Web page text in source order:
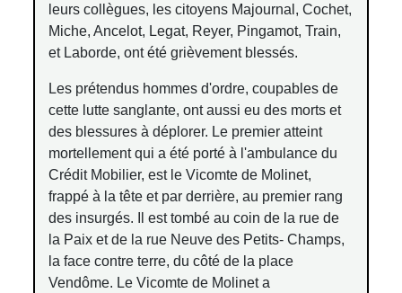
leurs collègues, les citoyens Majournal, Cochet,
Miche, Ancelot, Legat, Reyer, Pingamot, Train,
et Laborde, ont été grièvement blessés.
Les prétendus hommes d'ordre, coupables de
cette lutte sanglante, ont aussi eu des morts et
des blessures à déplorer. Le premier atteint
mortellement qui a été porté à l'ambulance du
Crédit Mobilier, est le Vicomte de Molinet,
frappé à la tête et par derrière, au premier rang
des insurgés. Il est tombé au coin de la rue de
la Paix et de la rue Neuve des Petits- Champs,
la face contre terre, du côté de la place
Vendôme. Le Vicomte de Molinet a